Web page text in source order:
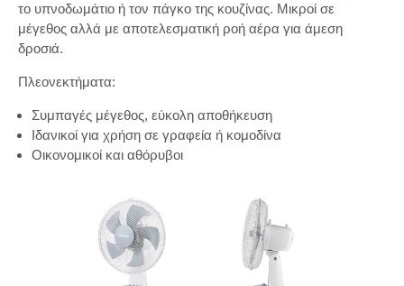
το υπνοδωμάτιο ή τον πάγκο της κουζίνας. Μικροί σε
μέγεθος αλλά με αποτελεσματική ροή αέρα για άμεση
δροσιά.
Πλεονεκτήματα:
Συμπαγές μέγεθος, εύκολη αποθήκευση
Ιδανικοί για χρήση σε γραφεία ή κομοδίνα
Οικονομικοί και αθόρυβοι